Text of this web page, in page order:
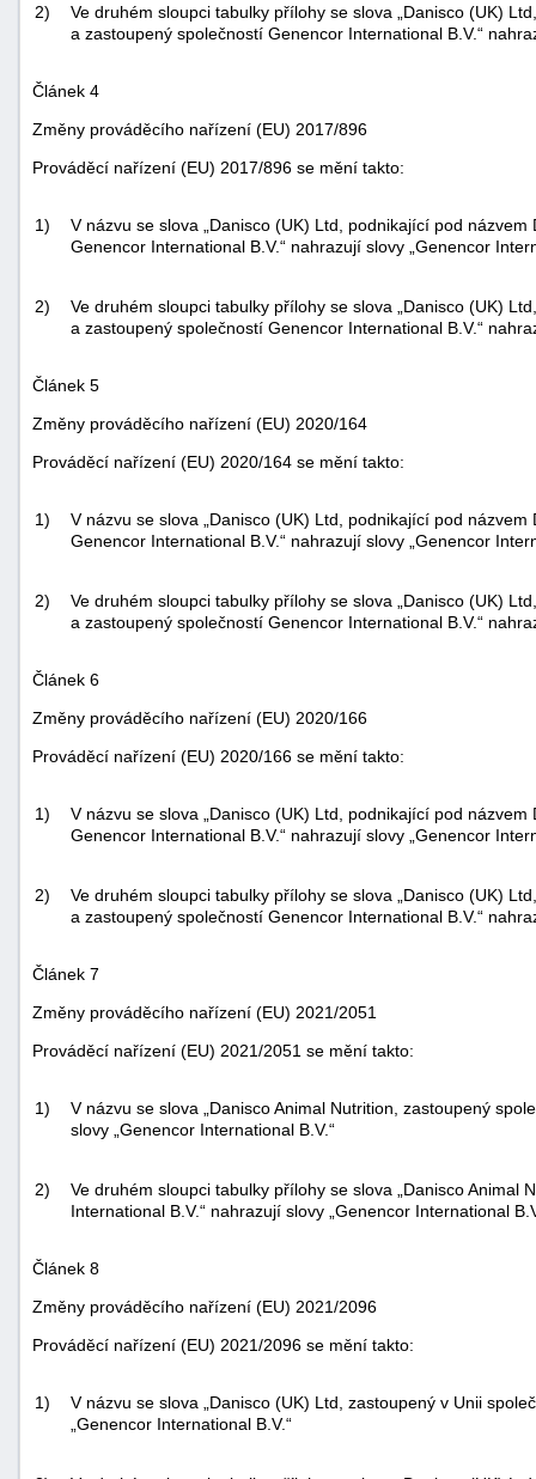
2)
Ve druhém sloupci tabulky přílohy se slova „Danisco (UK)
a zastoupený společností Genencor International B.V.“
Článek 4
Změny prováděcího nařízení (EU) 2017/896
Prováděcí nařízení (EU) 2017/896 se mění takto:
1)
V názvu se slova „Danisco (UK) Ltd, podnikající pod
Genencor International B.V.“ nahrazují slovy „Genencor
2)
Ve druhém sloupci tabulky přílohy se slova „Danisco (UK)
a zastoupený společností Genencor International B.V.“
Článek 5
Změny prováděcího nařízení (EU) 2020/164
Prováděcí nařízení (EU) 2020/164 se mění takto:
1)
V názvu se slova „Danisco (UK) Ltd, podnikající pod
Genencor International B.V.“ nahrazují slovy „Genencor
2)
Ve druhém sloupci tabulky přílohy se slova „Danisco (UK)
a zastoupený společností Genencor International B.V.“
Článek 6
Změny prováděcího nařízení (EU) 2020/166
Prováděcí nařízení (EU) 2020/166 se mění takto:
1)
V názvu se slova „Danisco (UK) Ltd, podnikající pod
Genencor International B.V.“ nahrazují slovy „Genencor
2)
Ve druhém sloupci tabulky přílohy se slova „Danisco (UK)
a zastoupený společností Genencor International B.V.“
Článek 7
Změny prováděcího nařízení (EU) 2021/2051
Prováděcí nařízení (EU) 2021/2051 se mění takto:
1)
V názvu se slova „Danisco Animal Nutrition, zastoupený
slovy „Genencor International B.V.“
2)
Ve druhém sloupci tabulky přílohy se slova „Danisco Animal
International B.V.“ nahrazují slovy „Genencor International
Článek 8
Změny prováděcího nařízení (EU) 2021/2096
Prováděcí nařízení (EU) 2021/2096 se mění takto:
1)
V názvu se slova „Danisco (UK) Ltd, zastoupený v Unii
„Genencor International B.V.“